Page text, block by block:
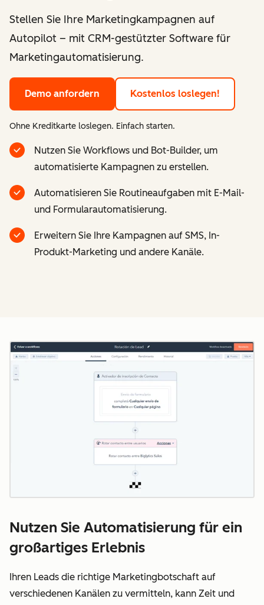
Stellen Sie Ihre Marketingkampagnen auf
Autopilot – mit CRM-gestützter Software für
Marketingautomatisierung.
Demo anfordern Kostenlos loslegen!
Ohne Kreditkarte loslegen. Einfach starten.
Nutzen Sie Workflows und Bot-Builder, um
automatisierte Kampagnen zu erstellen.
Automatisieren Sie Routineaufgaben mit E-Mail-
und Formularautomatisierung.
Erweitern Sie Ihre Kampagnen auf SMS, In-
Produkt-Marketing und andere Kanäle.
Nutzen Sie Automatisierung für ein
großartiges Erlebnis
Ihren Leads die richtige Marketingbotschaft auf
verschiedenen Kanälen zu vermitteln, kann Zeit und